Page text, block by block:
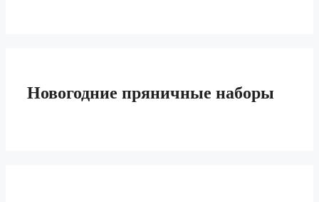
Новогодние пряничные наборы